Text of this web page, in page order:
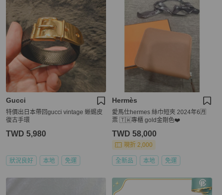
Gucci
特價出日本帶回gucci vintage 蜥蜴皮
復古手環
TWD 5,980
狀況良好 本地 免運
Hermès
愛馬仕hermes 絲巾短夾 2024年6🈷️
票 🇹🇼專櫃 gold金剛色❤️
TWD 58,000
現折 2,000
全新品 本地 免運